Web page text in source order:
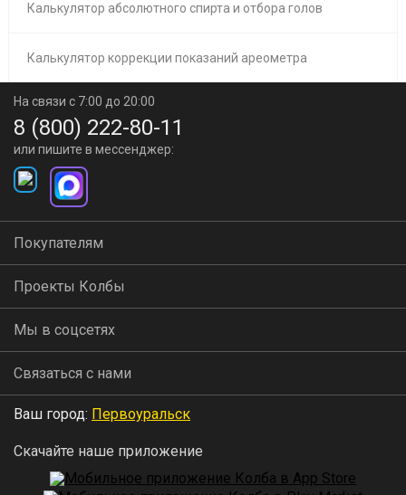
Калькулятор абсолютного спирта и отбора голов
Калькулятор коррекции показаний ареометра
На связи с 7:00 до 20:00
8 (800) 222-80-11
или пишите в мессенджер:
Покупателям
Проекты Колбы
Мы в соцсетях
Связаться с нами
Ваш город: Первоуральск
Скачайте наше приложение